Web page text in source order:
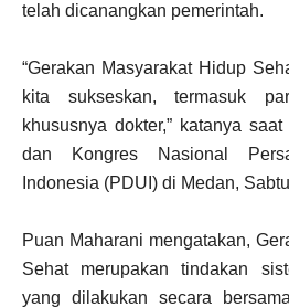
telah dicanangkan pemerintah.
“Gerakan Masyarakat Hidup
kita sukseskan, termasuk
khususnya dokter,” katanya
dan Kongres Nasional
Indonesia (PDUI) di Medan,
Puan Maharani mengatakan,
Sehat merupakan tindakan
yang dilakukan secara